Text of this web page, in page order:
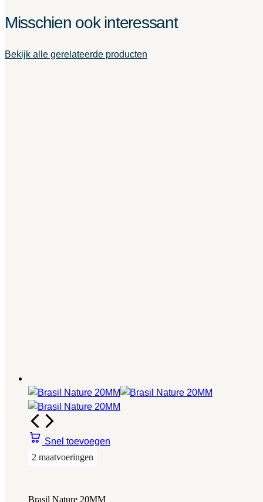
Misschien ook interessant
Bekijk alle gerelateerde producten
Snel toevoegen
2 maatvoeringen
Brasil Nature 20MM